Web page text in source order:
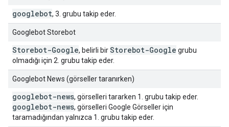
googlebot, 3. grubu takip eder.
Googlebot Storebot
Storebot-Google, belirli birStorebot-Google grubu
olmadığı için 2. grubu takip eder.
Googlebot News (görseller taranırken)
googlebot-news, görselleri tararken 1. grubu takip eder.
googlebot-news, görselleri Google Görseller için
taramadığından yalnızca 1. grubu takip eder.